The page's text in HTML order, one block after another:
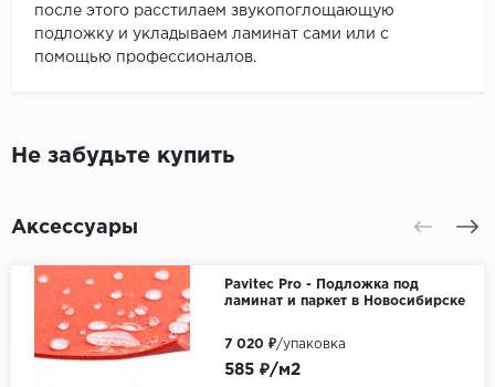
после этого расстилаем звукопоглощающую
подложку и укладываем ламинат сами или с
помощью профессионалов.
Не забудьте купить
Аксессуары
Pavitec Pro - Подложка под
ламинат и паркет в Новосибирске
585 ₽/м2
7 020 ₽/упаковка